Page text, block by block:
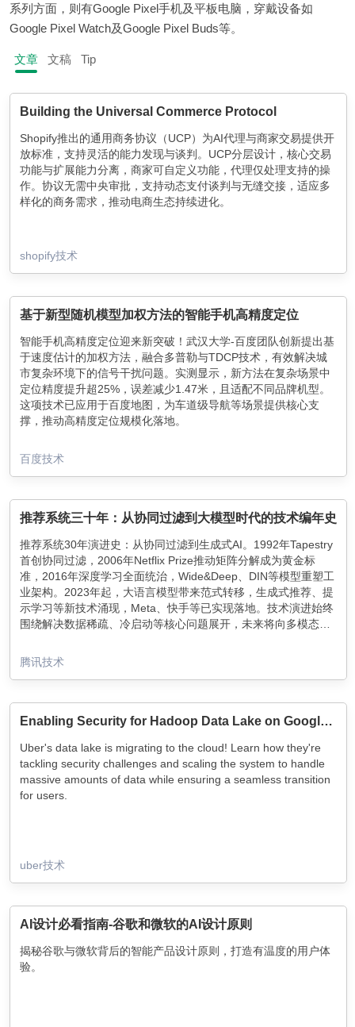
系列方面，则有Google Pixel手机及平板电脑，穿戴设备如
Google Pixel Watch及Google Pixel Buds等。
文章 文稿 Tip
Building the Universal Commerce Protocol
Shopify推出的通用商务协议（UCP）为AI代理与商家交易提供开
放标准，支持灵活的能力发现与谈判。UCP分层设计，核心交易
功能与扩展能力分离，商家可自定义功能，代理仅处理支持的操
作。协议无需中央审批，支持动态支付谈判与无缝交接，适应多
样化的商务需求，推动电商生态持续进化。
shopify技术
基于新型随机模型加权方法的智能手机高精度定位
智能手机高精度定位迎来新突破！武汉大学-百度团队创新提出基
于速度估计的加权方法，融合多普勒与TDCP技术，有效解决城
市复杂环境下的信号干扰问题。实测显示，新方法在复杂场景中
定位精度提升超25%，误差减少1.47米，且适配不同品牌机型。
这项技术已应用于百度地图，为车道级导航等场景提供核心支
撑，推动高精度定位规模化落地。
百度技术
推荐系统三十年：从协同过滤到大模型时代的技术编年史
推荐系统30年演进史：从协同过滤到生成式AI。1992年Tapestry
首创协同过滤，2006年Netflix Prize推动矩阵分解成为黄金标
准，2016年深度学习全面统治，Wide&Deep、DIN等模型重塑工
业架构。2023年起，大语言模型带来范式转移，生成式推荐、提
示学习等新技术涌现，Meta、快手等已实现落地。技术演进始终
围绕解决数据稀疏、冷启动等核心问题展开，未来将向多模态、
腾讯技术
Enabling Security for Hadoop Data Lake on Google Cloud Storage
Uber's data lake is migrating to the cloud! Learn how they're
tackling security challenges and scaling the system to handle
massive amounts of data while ensuring a seamless transition
for users.
uber技术
AI设计必看指南-谷歌和微软的AI设计原则
揭秘谷歌与微软背后的智能产品设计原则，打造有温度的用户体
验。